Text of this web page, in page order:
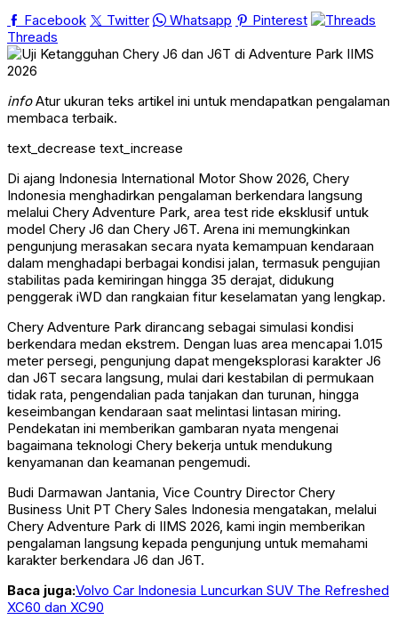
Facebook
Twitter Whatsapp
Pinterest
Threads
infoAtur ukuran teks artikel ini untuk mendapatkan pengalaman
membaca terbaik.
text_decrease text_increase
Di ajang Indonesia International Motor Show 2026, Chery
Indonesia menghadirkan pengalaman berkendara langsung
melalui Chery Adventure Park, area test ride eksklusif untuk
model Chery J6 dan Chery J6T. Arena ini memungkinkan
pengunjung merasakan secara nyata kemampuan kendaraan
dalam menghadapi berbagai kondisi jalan, termasuk pengujian
stabilitas pada kemiringan hingga 35 derajat, didukung
penggerak iWD dan rangkaian fitur keselamatan yang lengkap.
Chery Adventure Park dirancang sebagai simulasi kondisi
berkendara medan ekstrem. Dengan luas area mencapai 1.015
meter persegi, pengunjung dapat mengeksplorasi karakter J6
dan J6T secara langsung, mulai dari kestabilan di permukaan
tidak rata, pengendalian pada tanjakan dan turunan, hingga
keseimbangan kendaraan saat melintasi lintasan miring.
Pendekatan ini memberikan gambaran nyata mengenai
bagaimana teknologi Chery bekerja untuk mendukung
kenyamanan dan keamanan pengemudi.
Budi Darmawan Jantania, Vice Country Director Chery
Business Unit PT Chery Sales Indonesia mengatakan, melalui
Chery Adventure Park di IIMS 2026, kami ingin memberikan
pengalaman langsung kepada pengunjung untuk memahami
karakter berkendara J6 dan J6T.
Baca juga:Volvo Car Indonesia Luncurkan SUV The Refreshed
XC60 dan XC90